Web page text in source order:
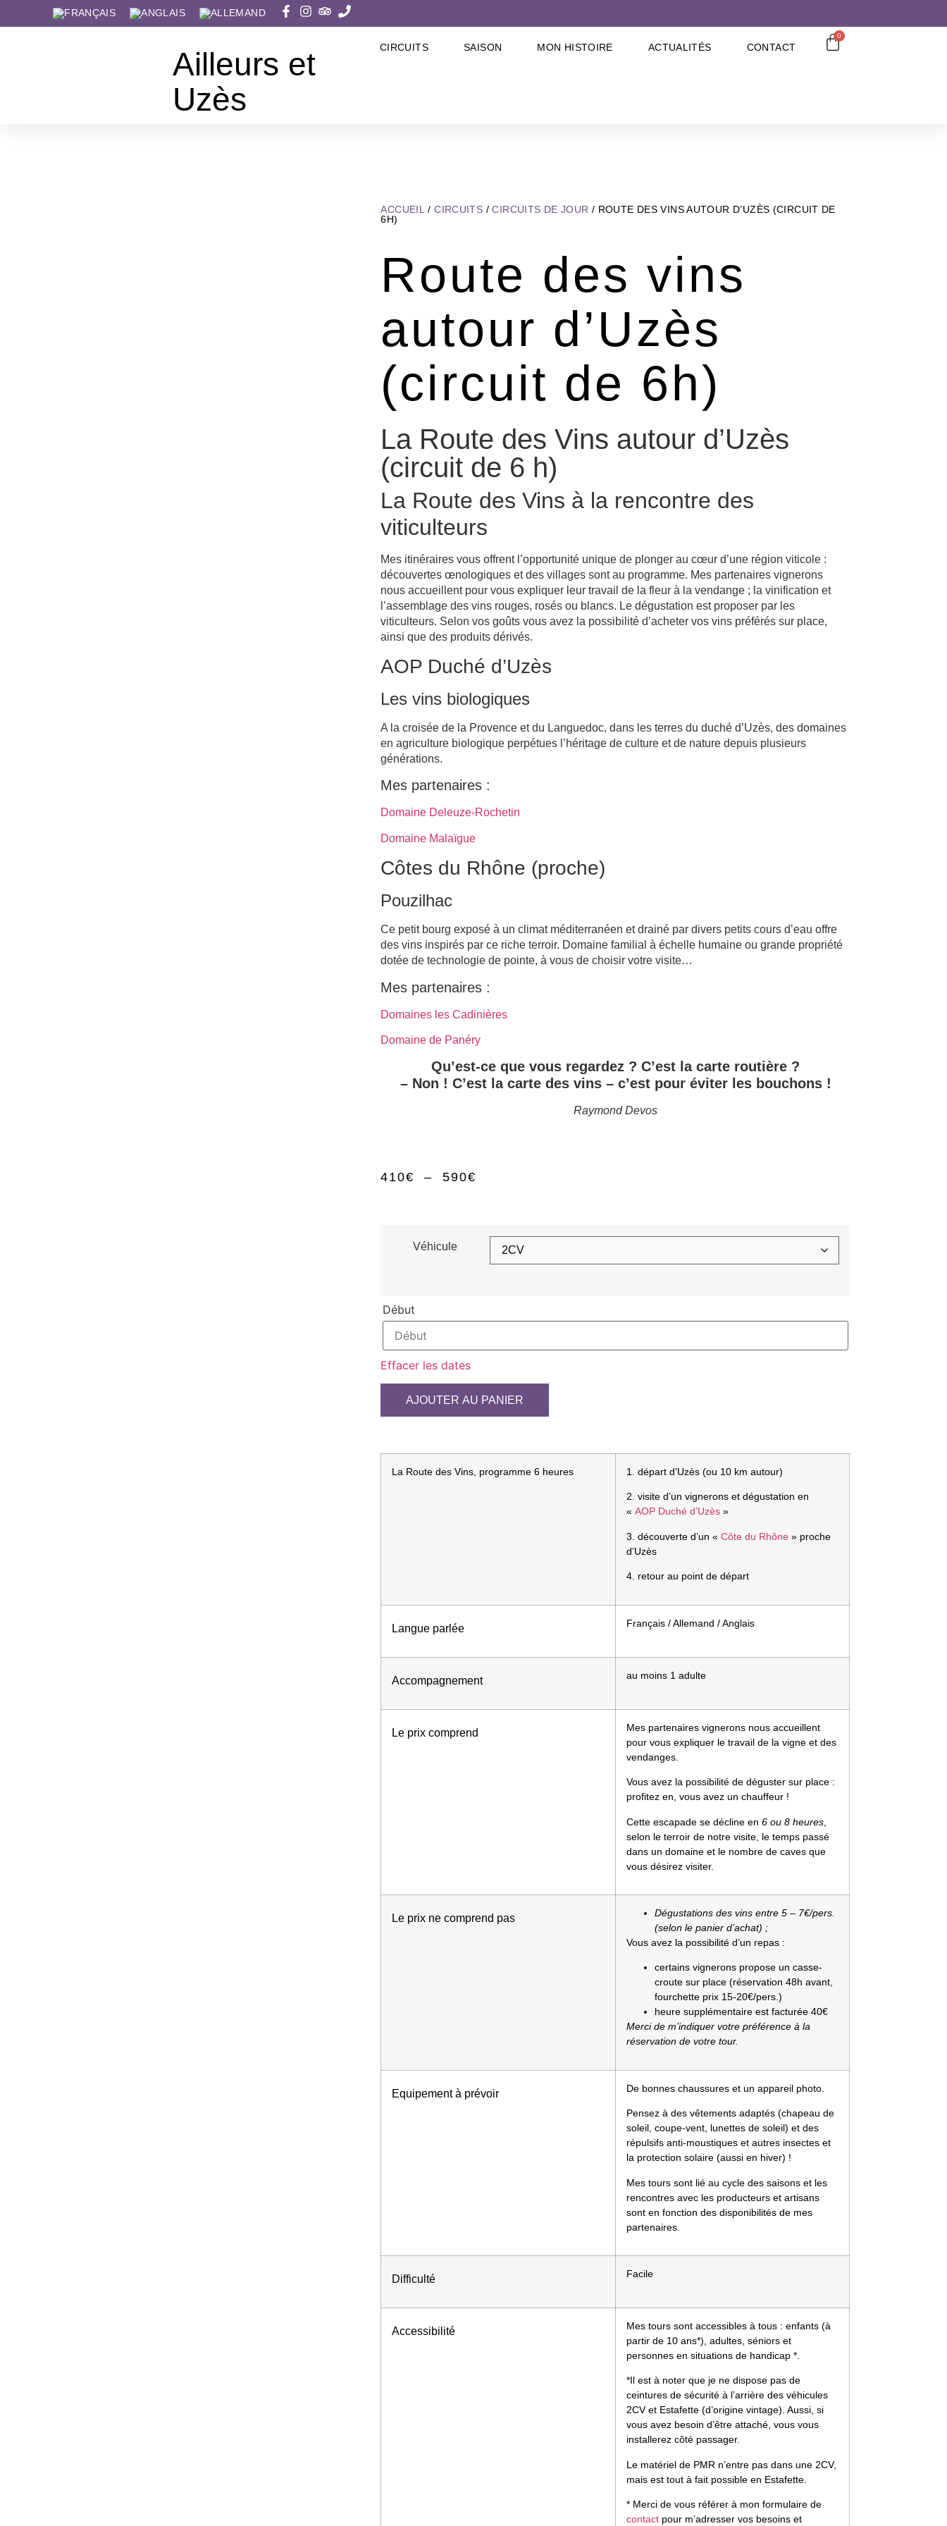
Ailleurs et
Uzès
CIRCUITS SAISON MON HISTOIRE ACTUALITÉS CONTACT
0
ACCUEIL /CIRCUITS /CIRCUITS DE JOUR / ROUTE DES VINS AUTOUR D’UZÈS (CIRCUIT DE
6H)
Route des vins
autour d’Uzès
(circuit de 6h)
La Route des Vins autour d’Uzès
(circuit de 6 h)
La Route des Vins à la rencontre des
viticulteurs
Mes itinéraires vous offrent l’opportunité unique de plonger au cœur d’une région viticole :
découvertes œnologiques et des villages sont au programme. Mes partenaires vignerons
nous accueillent pour vous expliquer leur travail de la fleur à la vendange ; la vinification et
l’assemblage des vins rouges, rosés ou blancs. Le dégustation est proposer par les
viticulteurs. Selon vos goûts vous avez la possibilité d’acheter vos vins préférés sur place,
ainsi que des produits dérivés.
AOP Duché d’Uzès
Les vins biologiques
A la croisée de la Provence et du Languedoc, dans les terres du duché d’Uzès, des domaines
en agriculture biologique perpétues l’héritage de culture et de nature depuis plusieurs
générations.
Mes partenaires :
Domaine Deleuze-Rochetin
Domaine Malaïgue
Côtes du Rhône (proche)
Pouzilhac
Ce petit bourg exposé à un climat méditerranéen et drainé par divers petits cours d’eau offre
des vins inspirés par ce riche terroir. Domaine familial à échelle humaine ou grande propriété
dotée de technologie de pointe, à vous de choisir votre visite…
Mes partenaires :
Domaines les Cadinières
Domaine de Panéry
Qu’est-ce que vous regardez ? C’est la carte routière ?
– Non ! C’est la carte des vins – c’est pour éviter les bouchons !
Raymond Devos
410€ – 590€
Véhicule
Début
Effacer les dates
AJOUTER AU PANIER
La Route des Vins, programme 6 heures 1. départ d’Uzès (ou 10 km autour)
2. visite d’un vignerons et dégustation en
«AOP Duché d’Uzès »
3. découverte d’un «Côte du Rhône » proche
d’Uzès
4. retour au point de départ
Langue parlée Français / Allemand / Anglais
Accompagnement au moins 1 adulte
Le prix comprend
Mes partenaires vignerons nous accueillent
pour vous expliquer le travail de la vigne et des
vendanges.
Vous avez la possibilité de déguster sur place :
profitez en, vous avez un chauffeur !
Cette escapade se décline en6 ou 8 heures
selon le terroir de notre visite, le temps passé
dans un domaine et le nombre de caves que
vous désirez visiter.
Le prix ne comprend pas
Dégustations des vins entre 5 – 7€/pers.
(selon le panier d’achat) ;
Vous avez la possibilité d’un repas :
certains vignerons propose un casse-
croute sur place (réservation 48h avant,
fourchette prix 15-20€/pers.)
heure supplémentaire est facturée 40€
Merci de m’indiquer votre préférence à la
réservation de votre tour.
Equipement à prévoir De bonnes chaussures et un appareil photo.
Pensez à des vêtements adaptés (chapeau de
soleil, coupe-vent, lunettes de soleil) et des
répulsifs anti-moustiques et autres insectes et
la protection solaire (aussi en hiver) !
Mes tours sont lié au cycle des saisons et les
rencontres avec les producteurs et artisans
sont en fonction des disponibilités de mes
partenaires.
Difficulté Facile
Accessibilité
Mes tours sont accessibles à tous : enfants (à
partir de 10 ans*), adultes, séniors et
personnes en situations de handicap *.
*Il est à noter que je ne dispose pas de
ceintures de sécurité à l’arrière des véhicules
2CV et Estafette (d’origine vintage). Aussi,si
vous avez besoin d’être attaché, vous vous
installerez côté passager.
Le matériel de PMR n’entre pas dans une 2CV,
mais est tout à fait possible en Estafette.
* Merci de vous référer à mon formulaire de
contact pour m’adresser vos besoins et